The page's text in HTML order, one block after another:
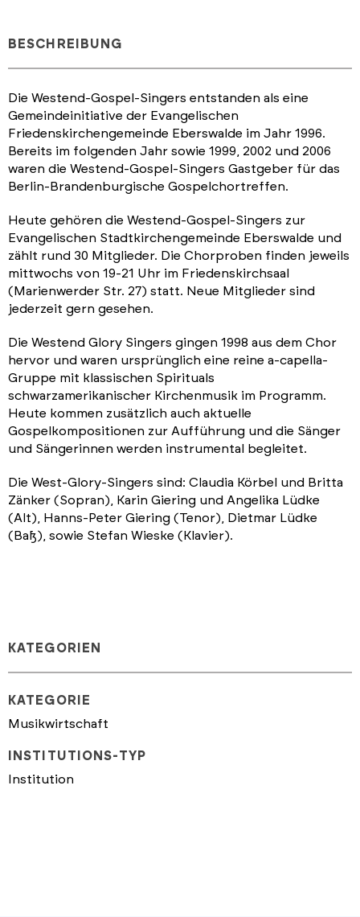
BESCHREIBUNG
Die Westend-Gospel-Singers entstanden als eine
Gemeindeinitiative der Evangelischen
Friedenskirchengemeinde Eberswalde im Jahr 1996.
Bereits im folgenden Jahr sowie 1999, 2002 und 2006
waren die Westend-Gospel-Singers Gastgeber für das
Berlin-Brandenburgische Gospelchortreffen.
Heute gehören die Westend-Gospel-Singers zur
Evangelischen Stadtkirchengemeinde Eberswalde und
zählt rund 30 Mitglieder. Die Chorproben finden jeweils
mittwochs von 19-21 Uhr im Friedenskirchsaal
(Marienwerder Str. 27) statt. Neue Mitglieder sind
jederzeit gern gesehen.
Die Westend Glory Singers gingen 1998 aus dem Chor
hervor und waren ursprünglich eine reine a-capella-
Gruppe mit klassischen Spirituals
schwarzamerikanischer Kirchenmusik im Programm.
Heute kommen zusätzlich auch aktuelle
Gospelkompositionen zur Aufführung und die Sänger
und Sängerinnen werden instrumental begleitet.
Die West-Glory-Singers sind: Claudia Körbel und Britta
Zänker (Sopran), Karin Giering und Angelika Lüdke
(Alt), Hanns-Peter Giering (Tenor), Dietmar Lüdke
(Baß), sowie Stefan Wieske (Klavier).
KATEGORIEN
KATEGORIE
Musikwirtschaft
INSTITUTIONS-TYP
Institution